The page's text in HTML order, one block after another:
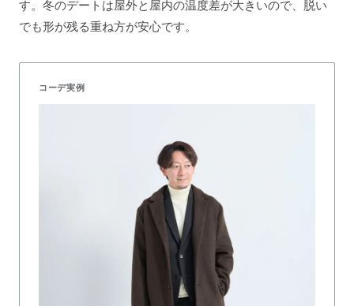
す。冬のデートは屋外と屋内の温度差が大きいので、脱い
でも形が残る重ね方が安心です。
コーデ実例